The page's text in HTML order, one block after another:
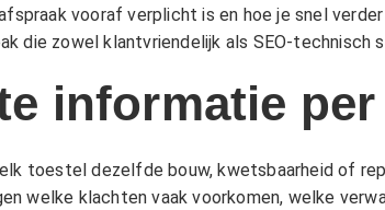
vooraf verplicht is en hoe je snel
die zowel klantvriendelijk als SEO-technisch
informatie
toestel dezelfde bouw, kwetsbaarheid of
welke klachten vaak voorkomen, welke